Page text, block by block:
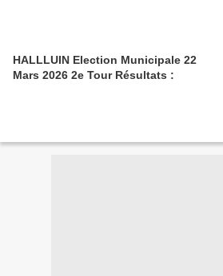
HALLLUIN Election Municipale 22
Mars 2026 2e Tour Résultats :